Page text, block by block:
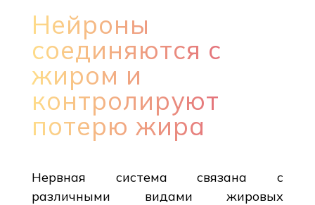
Нейроны
соединяются с
жиром и
контролируют
потерю жира
Нервная система связана с
различными видами жировых